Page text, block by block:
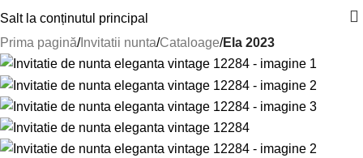
Salt la conținutul principal
Prima pagină Invitatii nunta Cataloage Ela 2023